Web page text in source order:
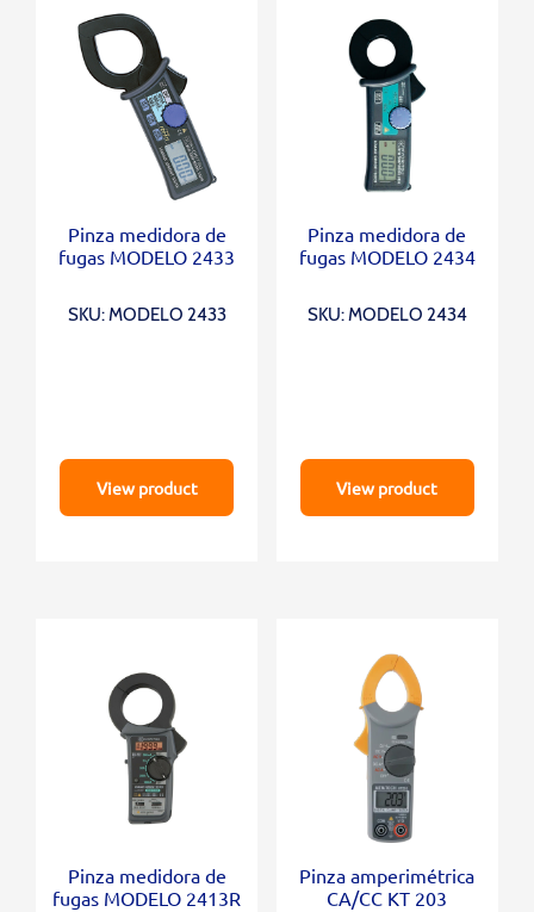
Pinza medidora de
fugas MODELO 2433
SKU: MODELO 2433
View product
Pinza medidora de
fugas MODELO 2434
SKU: MODELO 2434
View product
Pinza medidora de
fugas MODELO 2413R
Pinza amperimétrica
CA/CC KT 203